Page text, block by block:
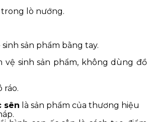
lò nướng.
sản phẩm bằng tay.
vệ sinh sản phẩm, không dùng đồ
ráo.
sên là sản phẩm của thương hiệu